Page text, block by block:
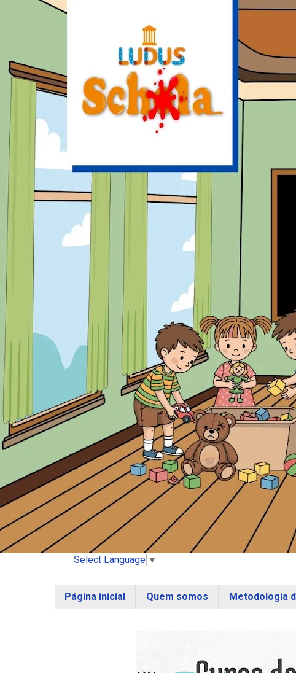
Select Language ▼
Página inicial Quem somos Metodologia